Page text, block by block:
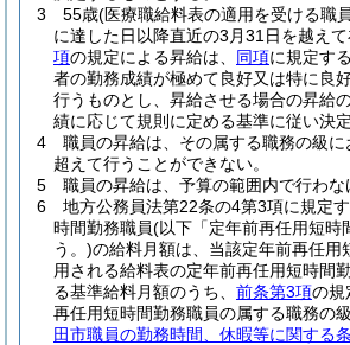
3
55歳(医療職給料表の適用を受ける職
に達した日以降直近の3月31日を越え
項の規定による昇給は、 同項に規定す
者の勤務成績が極めて良好又は特に良
行うものとし、昇給させる場合の昇給
績に応じて規則に定める基準に従い決
4
職員の昇給は、その属する職務の級
超えて行うことができない。
5
職員の昇給は、予算の範囲内で行わな
6
地方公務員法第22条の4第3項に規定
時間勤務職員(以下「定年前再任用短時
う。)の給料月額は、当該定年前再任用
用される給料表の定年前再任用短時間
る基準給料月額のうち、 前条第3項の規
再任用短時間勤務職員の属する職務の
田市職員の勤務時間、休暇等に関する